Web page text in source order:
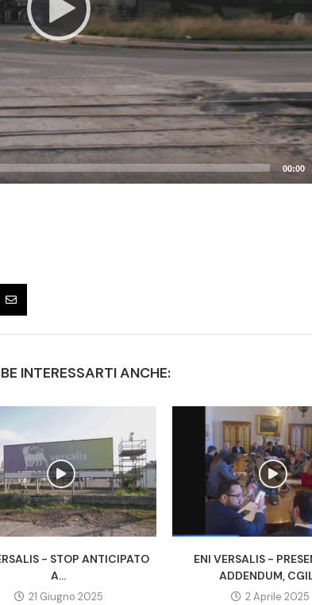
00:00
INTERESSARTI ANCHE:
- STOP ANTICIPATO
A...
21 Giugno 2025
ENI VERSALIS -
ADDENDUM,
2 Aprile 2025